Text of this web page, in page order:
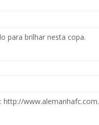
para brilhar nesta copa.